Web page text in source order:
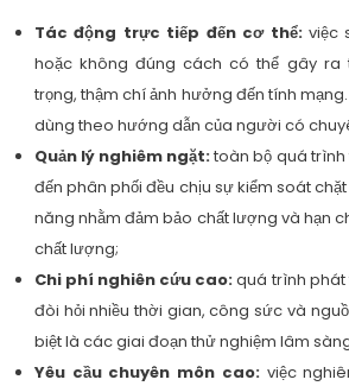
Tác động trực tiếp đến cơ thể:việc
hoặc không đúng cách có thể gây ra
trọng, thậm chí ảnh hưởng đến tính
dùng theo hướng dẫn của người có
Quản lý nghiêm ngặt:toàn bộ quá trình
đến phân phối đều chịu sự kiểm soát
năng nhằm đảm bảo chất lượng và hạn
chất lượng;
Chi phí nghiên cứu cao:quá trình phát
đòi hỏi nhiều thời gian, công sức và
biệt là các giai đoạn thử nghiệm lâm
Yêu cầu chuyên môn cao:việc